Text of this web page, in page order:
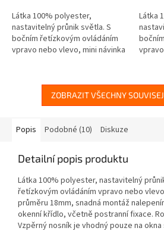
Látka 100% polyester,
nastavitelný průnik světla. S
bočním řetízkovým ovládáním
vpravo nebo vlevo, mini návinka
zavěšením na okenní...
Látka
ZOBRAZIT VŠECHNY
Popis Podobné (10) Diskuze
Detailní popis produktu
Látka 100% polyester, nastavitelný
řetízkovým ovládáním vpravo nebo
průměru 18mm, snadná montáž
okenní křídlo, včetně postranní fixace.
Vzpěrný nosník je vhodný pouze na